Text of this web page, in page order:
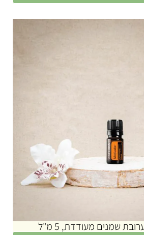
שמנים מעודדת, 5 מ"ל